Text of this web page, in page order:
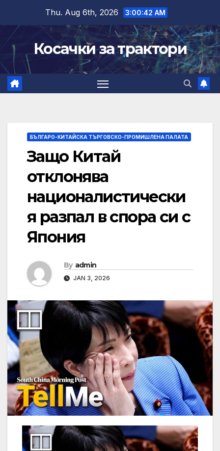
content
Thu. Aug 6th, 2026 3:00:43 AM
Косачки за трактори
БЪЛГАРО-КИТАЙСКА ТЪРГОВСКО-ПРОМИШЛЕНА ПАЛАТА
Защо Китай
отклонява
националистически
я разпал в спора си с
Япония
By admin
JAN 3, 2026